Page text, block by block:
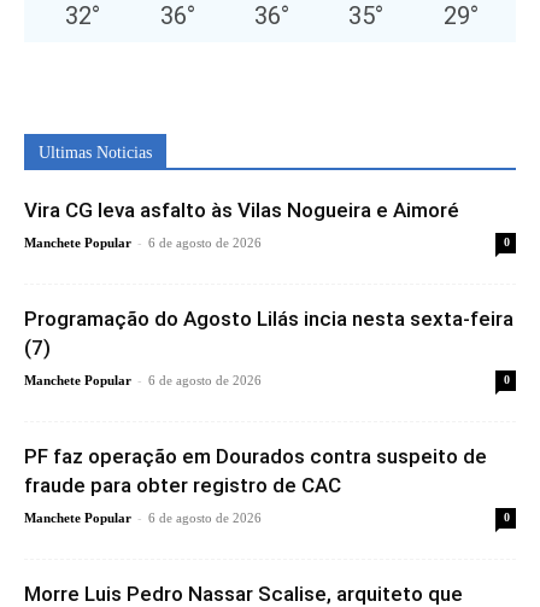
32° 36° 36° 35° 29°
Ultimas Noticias
Vira CG leva asfalto às Vilas Nogueira e Aimoré
Manchete Popular - 6 de agosto de 2026 0
Programação do Agosto Lilás incia nesta sexta-feira
(7)
Manchete Popular - 6 de agosto de 2026 0
PF faz operação em Dourados contra suspeito de
fraude para obter registro de CAC
Manchete Popular - 6 de agosto de 2026 0
Morre Luis Pedro Nassar Scalise, arquiteto que